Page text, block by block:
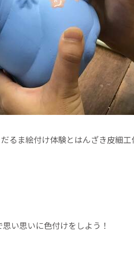
るま絵付け体験とはんざき皮細工
い思いに色付けをしよう！